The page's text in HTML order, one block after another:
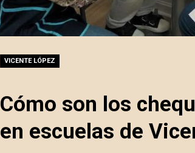
VICENTE LÓPEZ
Cómo son los
en escuelas de